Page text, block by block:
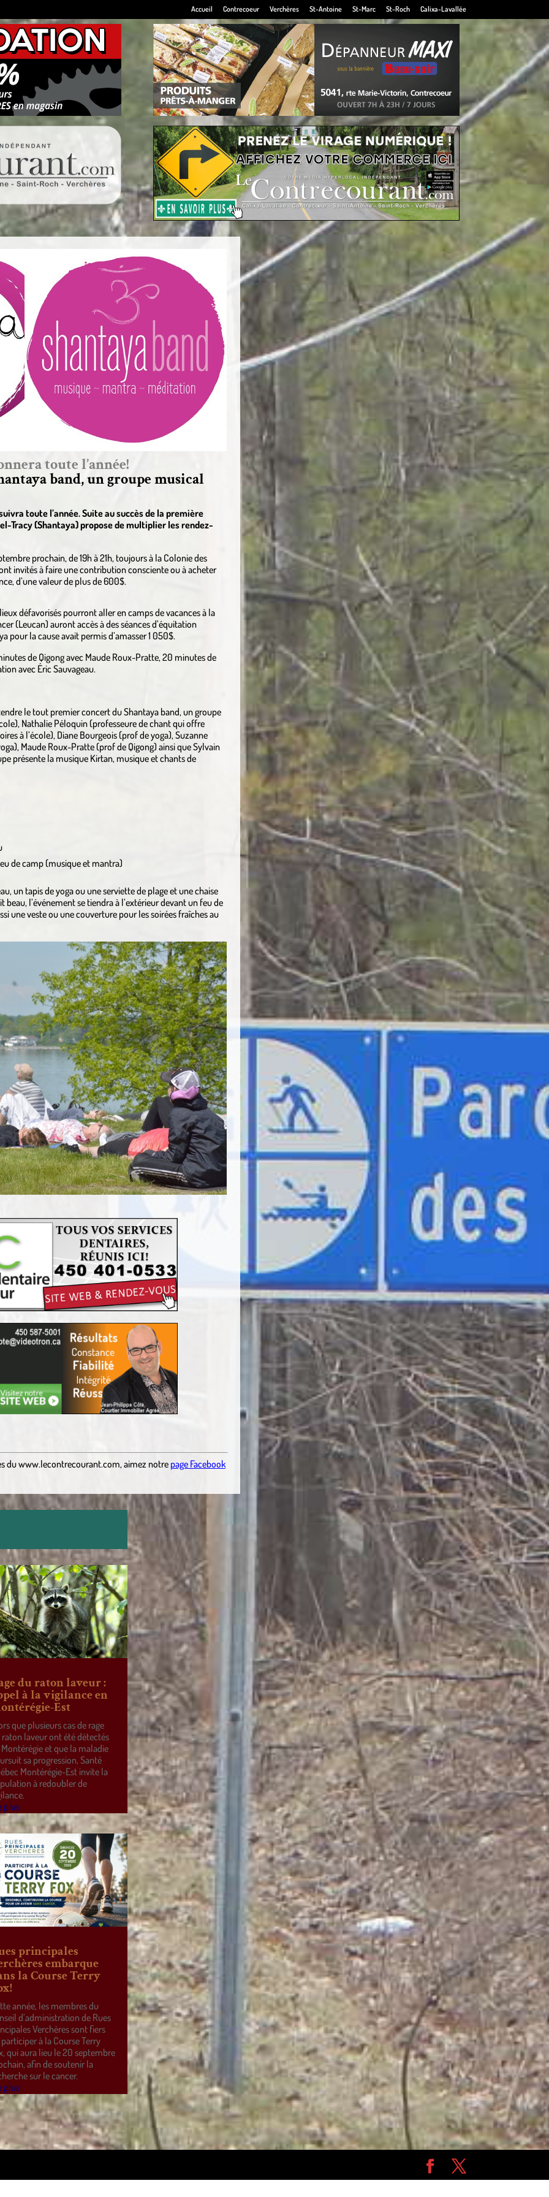
Accueil Contrecoeur Verchères St-Antoine St-Marc St-Roch Calixa-Lavallée
toute l’année!
band, un groupe musical
toute l’année. Suite au succès de la première
Tracy (Shantaya) propose de multiplier les rendez-
prochain, de 19h à 21h, toujours à la Colonie des
invités à faire une contribution consciente ou à acheter
d’une valeur de plus de 600$.
défavorisés pourront aller en camps de vacances à la
(Leucan) auront accès à des séances d’équitation
pour la cause avait permis d’amasser 1 050$.
de Qigong avec Maude Roux-Pratte, 20 minutes de
avec Éric Sauvageau.
le tout premier concert du Shantaya band, un groupe
Nathalie Péloquin (professeure de chant qui offre
à l’école), Diane Bourgeois (prof de yoga), Suzanne
Maude Roux-Pratte (prof de Qigong) ainsi que Sylvain
présente la musique Kirtan, musique et chants de
de camp (musique et mantra)
un tapis de yoga ou une serviette de plage et une chaise
beau, l’événement se tiendra à l’extérieur devant un feu de
une veste ou une couverture pour les soirées fraîches au
duwww.lecontrecourant.com, aimez notre page Facebook
du raton laveur :
à la vigilance en
Est
que plusieurs cas de rage
laveur ont été détectés
et que la maladie
sa progression, Santé
Montérégie-Est invite la
à redoubler de
plus
principales
embarque
la Course Terry
année, les membres du
d’administration de Rues
Verchères sont fiers
à la Course Terry
qui aura lieu le 20 septembre
afin de soutenir la
sur le cancer.
plus